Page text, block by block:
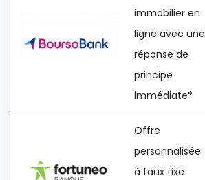
immobilier en
ligne avec une
réponse de
principe
immédiate*
Offre
personnalisée
à taux fixe